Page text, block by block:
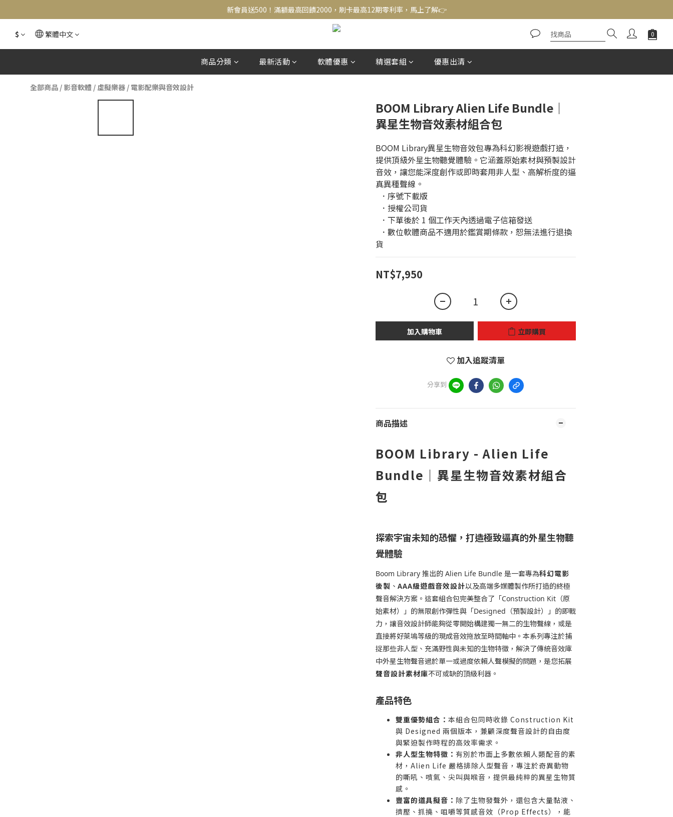
新會員送500！滿額最高回饋2000，刷卡最高12期零利率，馬上了解👉
結帳頁選zingala銀角零卡分期，輕鬆打包
新會員送500！滿額最高回饋2000，刷卡最高12期零利率，馬上了解👉
$ 繁體中文
商品分類 最新活動 軟體優惠 精選套組 優惠出清
全部商品 / 影音軟體 / 虛擬樂器 / 電影配樂與音效設計
BOOM Library Alien Life Bundle｜
異星生物音效素材組合包
BOOM Library異星生物音效包專為科幻影視遊戲打造，
提供頂級外星生物聽覺體驗。它涵蓋原始素材與預製設計
音效，讓您能深度創作或即時套用非人型、高解析度的逼
真異種聲線。
  ．序號下載版
  ．授權公司貨
  ．下單後於 1 個工作天內透過電子信箱發送
貨
NT$7,950
加入購物車 立即購買
加入追蹤清單
分享到
商品描述
BOOM Library - Alien Life
Bundle｜異星生物音效素材組合
包
探索宇宙未知的恐懼，打造極致逼真的外星生物聽
覺體驗
Boom Library 推出的 Alien Life Bundle 是一套專為科幻電影
後製 、 AAA級遊戲音效設計以及高端多媒體製作所打造的終極
聲音解決方案。這套組合包完美整合了「Construction Kit（原
始素材）」的無限創作彈性與「Designed（預製設計）」的即戰
力，讓音效設計師能夠從零開始構建獨一無二的生物聲線，或是
直接將好萊塢等級的現成音效拖放至時間軸中。本系列專注於捕
捉那些非人型、充滿野性與未知的生物特徵，解決了傳統音效庫
中外星生物聲音過於單一或過度依賴人聲模擬的問題，是您拓展
聲音設計素材庫不可或缺的頂級利器。
產品特色
雙重優勢組合： 本組合包同時收錄 Construction Kit
與 Designed 兩個版本，兼顧深度聲音設計的自由度
與緊迫製作時程的高效率需求。
非人型生物特徵： 有別於市面上多數依賴人類配音的素
材，Alien Life 嚴格排除人型聲音，專注於奇異動物
的嘶吼、噴氣、尖叫與喉音，提供最純粹的異星生物質
感。
豐富的道具擬音： 除了生物發聲外，還包含大量黏液、
擠壓、抓撓、咀嚼等質感音效（Prop Effects），能
立即購買